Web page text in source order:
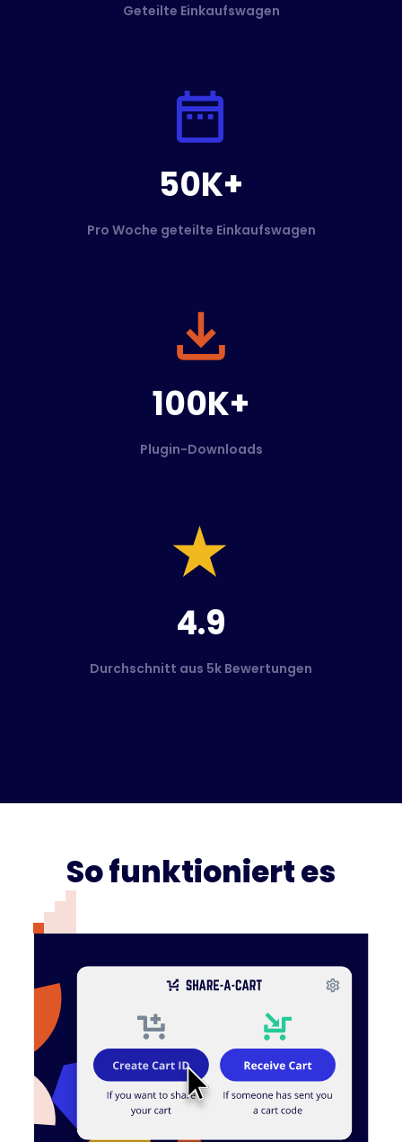
Geteilte Einkaufswagen
50K+
Pro Woche geteilte Einkaufswagen
100K+
Plugin-Downloads
4.9
Durchschnitt aus 5k Bewertungen
So funktioniert es